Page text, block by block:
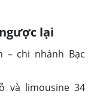
lại
– chi nhánh Bạc
và limousine 34